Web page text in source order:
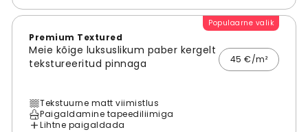
Populaarne valik
Premium Textured
Meie kõige luksuslikum paber kergelt
tekstureeritud pinnaga
45 €/m²
Tekstuurne matt viimistlus
Paigaldamine tapeediliimiga
Lihtne paigaldada